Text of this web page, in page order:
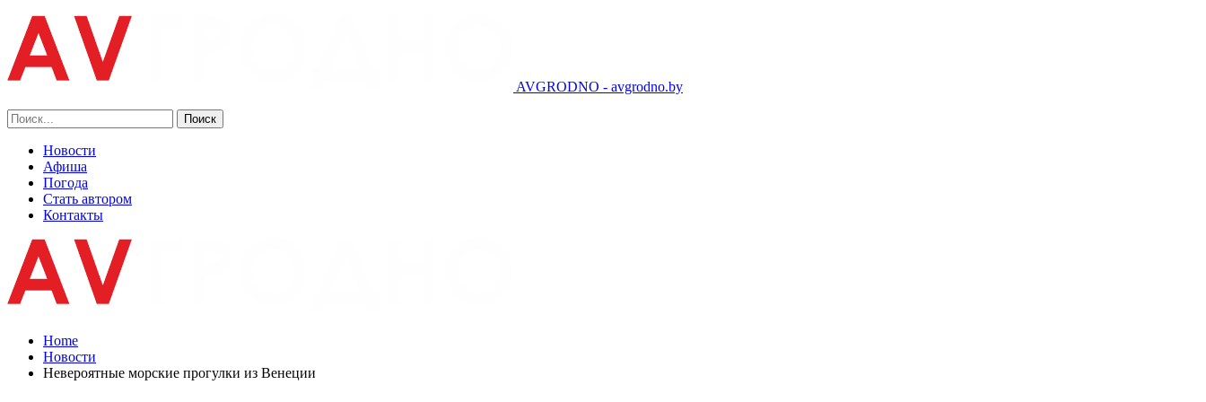
AVGRODNO - avgrodno.by
Новости
Афиша
Погода
Стать автором
Контакты
Home
Новости
Невероятные морские прогулки из Венеции